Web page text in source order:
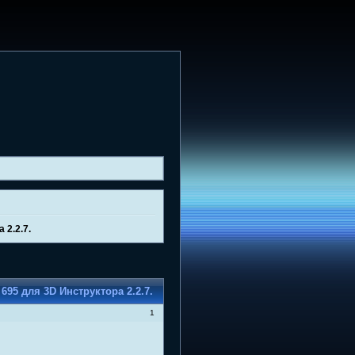
2.2.7.
для 3D Инструктора 2.2.7.
1